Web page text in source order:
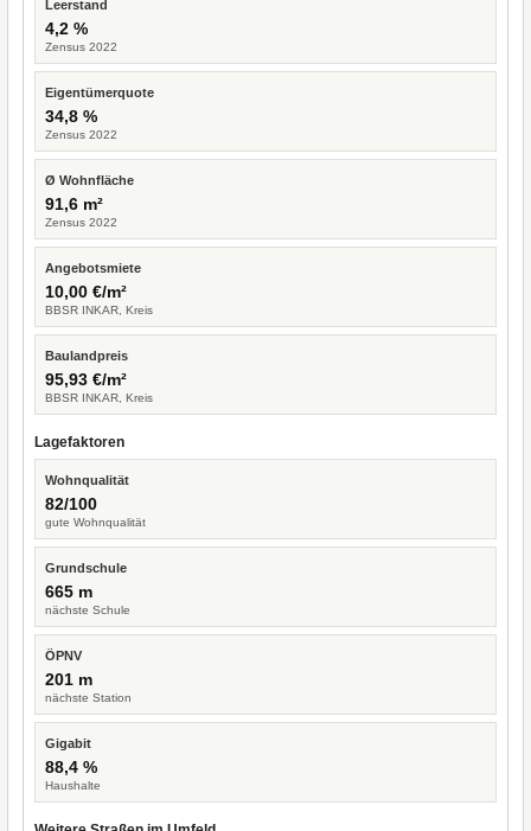
Leerstand
4,2 %
Zensus 2022
Eigentümerquote
34,8 %
Zensus 2022
Ø Wohnfläche
91,6 m²
Zensus 2022
Angebotsmiete
10,00 €/m²
BBSR INKAR, Kreis
Baulandpreis
95,93 €/m²
BBSR INKAR, Kreis
Lagefaktoren
Wohnqualität
82/100
gute Wohnqualität
Grundschule
665 m
nächste Schule
ÖPNV
201 m
nächste Station
Gigabit
88,4 %
Haushalte